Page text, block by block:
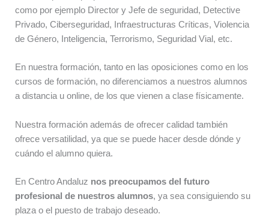
como por ejemplo Director y Jefe de seguridad, Detective
Privado, Ciberseguridad, Infraestructuras Críticas, Violencia
de Género, Inteligencia, Terrorismo, Seguridad Vial, etc.
En nuestra formación, tanto en las oposiciones como en los
cursos de formación, no diferenciamos a nuestros alumnos
a distancia u online, de los que vienen a clase físicamente.
Nuestra formación además de ofrecer calidad también
ofrece versatilidad, ya que se puede hacer desde dónde y
cuándo el alumno quiera.
En Centro Andaluz nos preocupamos del futuro
profesional de nuestros alumnos, ya sea consiguiendo su
plaza o el puesto de trabajo deseado.